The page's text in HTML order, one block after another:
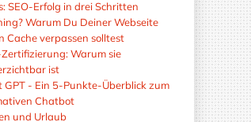
SEO-Erfolg in drei Schritten
Warum Du Deiner Webseite
Cache verpassen solltest
Warum sie
ist
GPT - Ein 5-Punkte-Überblick zum
Chatbot
und Urlaub